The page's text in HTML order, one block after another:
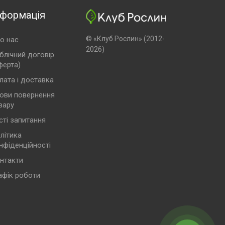
нас
договір
і доставка
повернення
запитання
роботи
© «Клуб Рослин» (2012-
2026)